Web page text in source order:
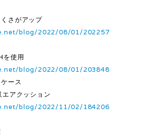
さがアップ
blog/2022/08/01/202257
を使用
blog/2022/08/01/203848
ース
アクッション
blog/2022/11/02/184206